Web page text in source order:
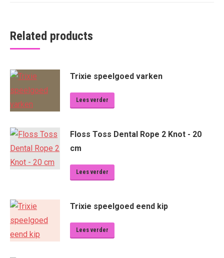
Related products
Trixie speelgoed varken
Lees verder
Floss Toss Dental Rope 2 Knot - 20
cm
Lees verder
Trixie speelgoed eend kip
Lees verder